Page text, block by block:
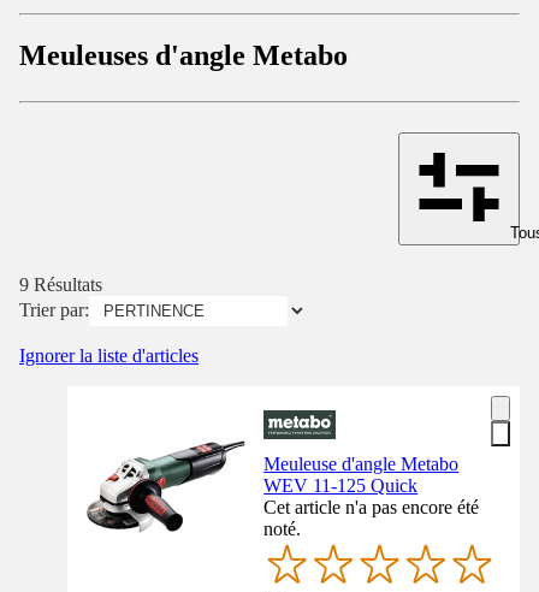
Meuleuses d'angle Metabo
9 Résultats
Trier par:
Ignorer la liste d'articles
Meuleuse d'angle Metabo
WEV 11-125 Quick
Cet article n'a pas encore été
noté.